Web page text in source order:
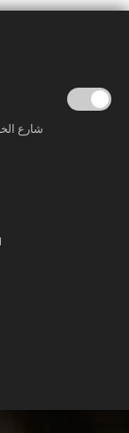
شارع